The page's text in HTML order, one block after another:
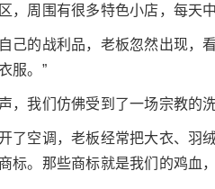
，周围有很多特色小店，每天
己的战利品，老板忽然出现，
服。”
，我们仿佛受到了一场宗教的
了空调，老板经常把大衣、羽
标。那些商标就是我们的鸡血